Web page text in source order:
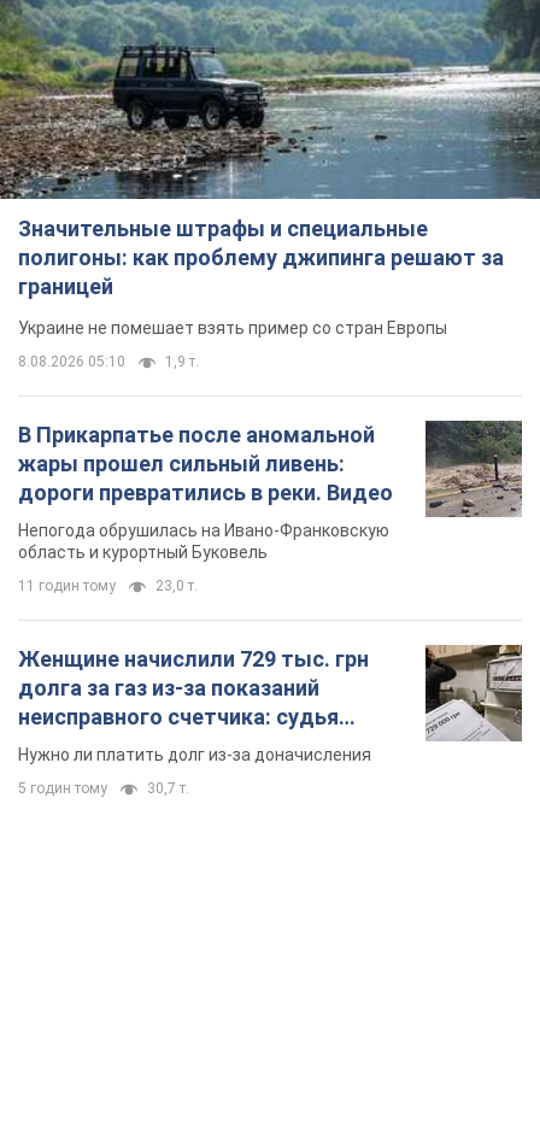
Значительные штрафы и специальные
полигоны: как проблему джипинга решают за
границей
Украине не помешает взять пример со стран Европы
8.08.2026 05:10 1,9 т.
В Прикарпатье после аномальной
жары прошел сильный ливень:
дороги превратились в реки. Видео
Непогода обрушилась на Ивано-Франковскую
область и курортный Буковель
11 годин тому 23,0 т.
Женщине начислили 729 тыс. грн
долга за газ из-за показаний
неисправного счетчика: судья
вынес неожиданное решение
Нужно ли платить долг из-за доначисления
5 годин тому 30,7 т.